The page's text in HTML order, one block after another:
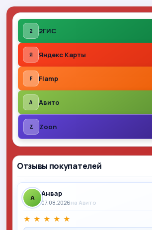
Отзывы покупателей
A Анвар
07.08.2026на Авито
★ ★ ★ ★ ★
2 2ГИС
Я Яндекс Карты
F Flamp
A Авито
Z Zoon